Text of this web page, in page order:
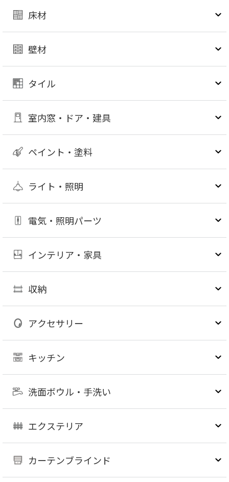
床材
壁材
タイル
室内窓・ドア・建具
ペイント・塗料
ライト・照明
電気・照明パーツ
インテリア・家具
収納
アクセサリー
キッチン
洗面ボウル・手洗い
エクステリア
カーテンブラインド